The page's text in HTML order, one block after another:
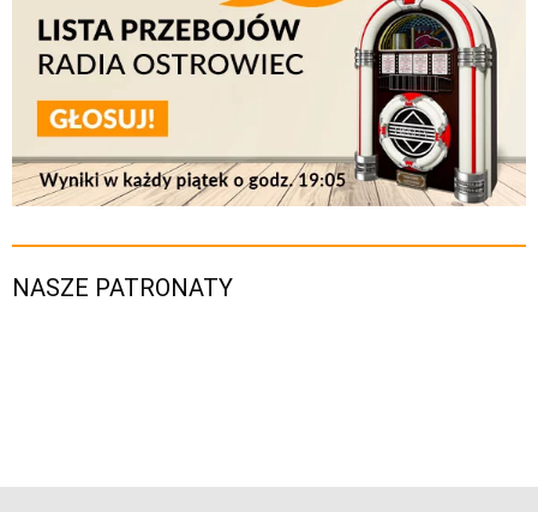
NASZE PATRONATY